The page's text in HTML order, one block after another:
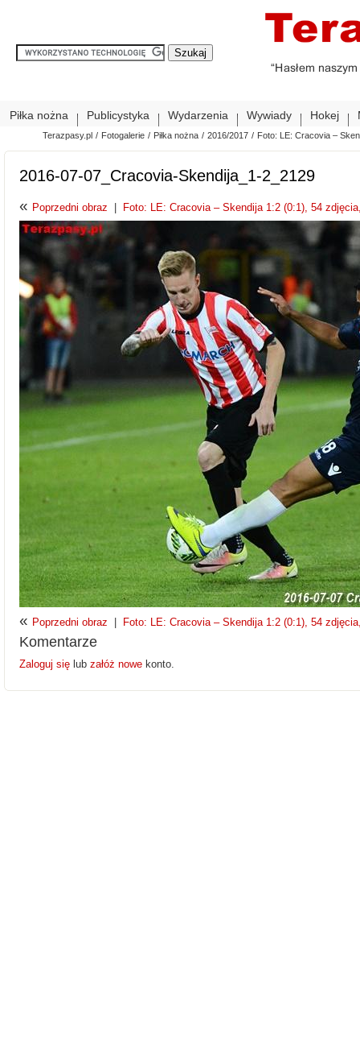
Piłka nożna Publicystyka Wydarzenia Wywiady Hokej
Terazpasy.pl / Fotogalerie / Piłka nożna / 2016/2017 / Foto: LE: Cracovia –
2016-07-07_Cracovia-Skendija_1-2_2129
« Poprzedni obraz Foto: LE: Cracovia – Skendija 1:2 (0:1), 54
« Poprzedni obraz Foto: LE: Cracovia – Skendija 1:2 (0:1), 54
Komentarze
Zaloguj się lub załóż nowe konto.